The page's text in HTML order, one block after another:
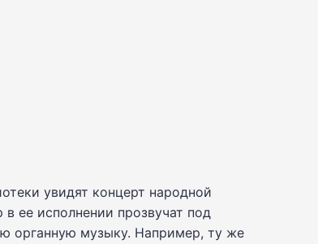
увидят концерт народной
ее исполнении прозвучат под
органную музыку. Например, ту же